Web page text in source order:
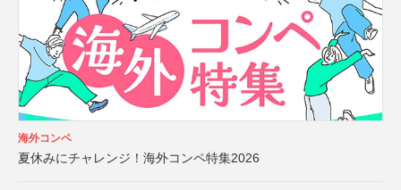
海外コンペ
夏休みにチャレンジ！海外コンペ特集2026